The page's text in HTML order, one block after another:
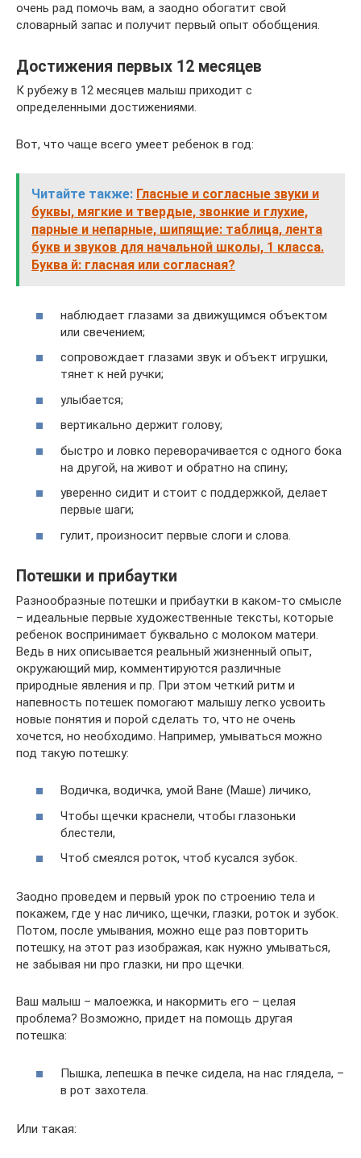
очень рад помочь вам, а заодно обогатит свой
словарный запас и получит первый опыт обобщения.
Достижения первых 12 месяцев
К рубежу в 12 месяцев малыш приходит с
определенными достижениями.
Вот, что чаще всего умеет ребенок в год:
Читайте также: Гласные и согласные звуки и
буквы, мягкие и твердые, звонкие и глухие,
парные и непарные, шипящие: таблица, лента
букв и звуков для начальной школы, 1 класса.
Буква й: гласная или согласная?
наблюдает глазами за движущимся объектом
или свечением;
сопровождает глазами звук и объект игрушки,
тянет к ней ручки;
улыбается;
вертикально держит голову;
быстро и ловко переворачивается с одного бока
на другой, на живот и обратно на спину;
уверенно сидит и стоит с поддержкой, делает
первые шаги;
гулит, произносит первые слоги и слова.
Потешки и прибаутки
Разнообразные потешки и прибаутки в каком-то смысле
– идеальные первые художественные тексты, которые
ребенок воспринимает буквально с молоком матери.
Ведь в них описывается реальный жизненный опыт,
окружающий мир, комментируются различные
природные явления и пр. При этом четкий ритм и
напевность потешек помогают малышу легко усвоить
новые понятия и порой сделать то, что не очень
хочется, но необходимо. Например, умываться можно
под такую потешку:
Водичка, водичка, умой Ване (Маше) личико,
Чтобы щечки краснели, чтобы глазоньки
блестели,
Чтоб смеялся роток, чтоб кусался зубок.
Заодно проведем и первый урок по строению тела и
покажем, где у нас личико, щечки, глазки, роток и зубок.
Потом, после умывания, можно еще раз повторить
потешку, на этот раз изображая, как нужно умываться,
не забывая ни про глазки, ни про щечки.
Ваш малыш – малоежка, и накормить его – целая
проблема? Возможно, придет на помощь другая
потешка:
Пышка, лепешка в печке сидела, на нас глядела, –
в рот захотела.
Или такая: